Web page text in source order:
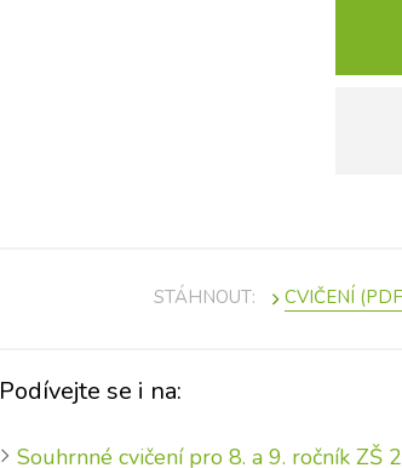
STÁHNOUT:
Podívejte se i na:
Souhrnné cvičení pro 8. a 9. ročník ZŠ 2